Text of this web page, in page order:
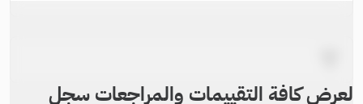
لعرض كافة التقييمات والمراجعات سجل